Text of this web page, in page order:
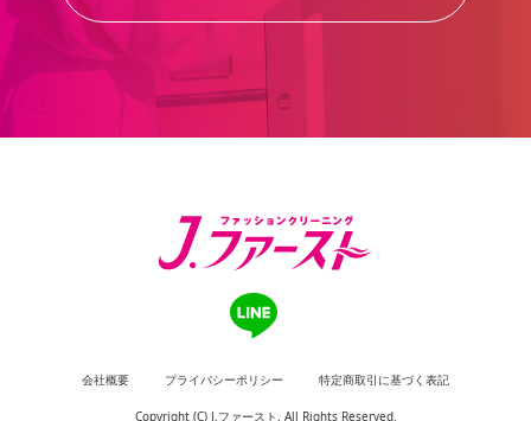
Copyright (C) J.ファースト. All Rights Reserved.
会社概要 プライバシーポリシー 特定商取引に基づく表記